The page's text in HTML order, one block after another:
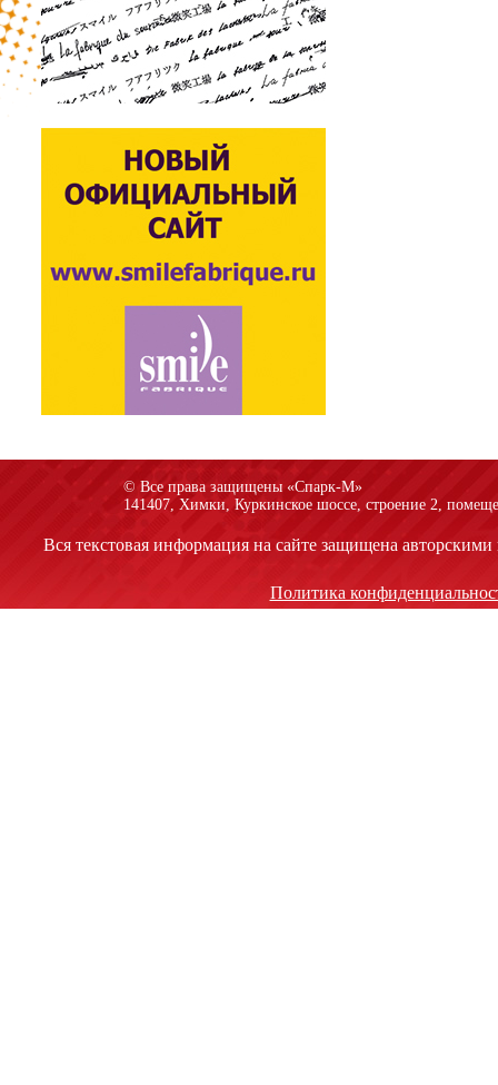
© Все права защищены «Спарк-M»
141407, Химки, Куркинское шоссе, строение 2,
Вся текстовая информация на сайте защищена
Политика